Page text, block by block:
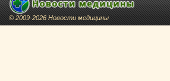
© 2009-2026 Новости медицины